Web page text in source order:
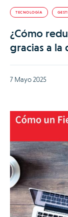
TECNOLOGÍA
¿Cómo
gracias a la
7 Mayo 2025